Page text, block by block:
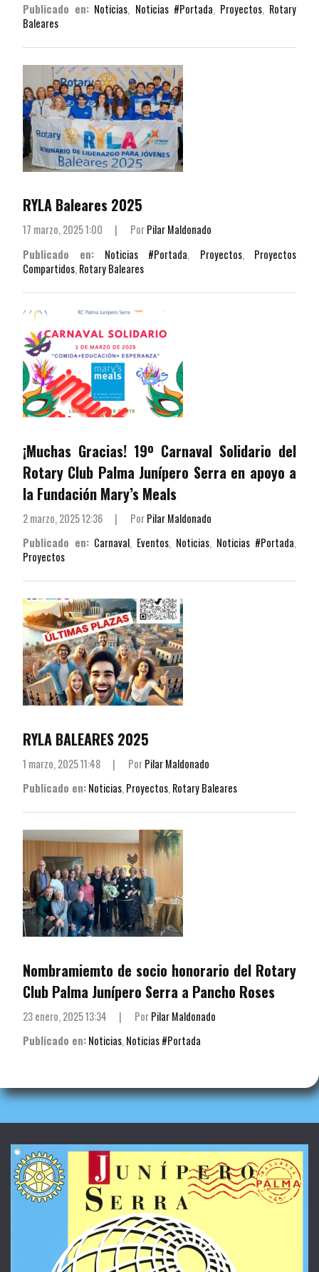
Publicado en: Noticias, Noticias #Portada, Proyectos, Rotary
Baleares
RYLA Baleares 2025
17 marzo, 2025 1:00 | PorPilar Maldonado
Publicado en:
Noticias #Portada, Proyectos, Proyectos
Compartidos, Rotary Baleares
¡Muchas Gracias! 19º Carnaval Solidario del
Rotary Club Palma Junípero Serra en apoyo a
la Fundación Mary’s Meals
2 marzo, 2025 12:36 | PorPilar Maldonado
Publicado en: Carnaval, Eventos, Noticias, Noticias #Portada,
Proyectos
RYLA BALEARES 2025
1 marzo, 2025 11:48 | PorPilar Maldonado
Publicado en:Noticias, Proyectos, Rotary Baleares
Nombramiemto de socio honorario del Rotary
Club Palma Junípero Serra a Pancho Roses
23 enero, 2025 13:34 | PorPilar Maldonado
Publicado en:Noticias,Noticias #Portada